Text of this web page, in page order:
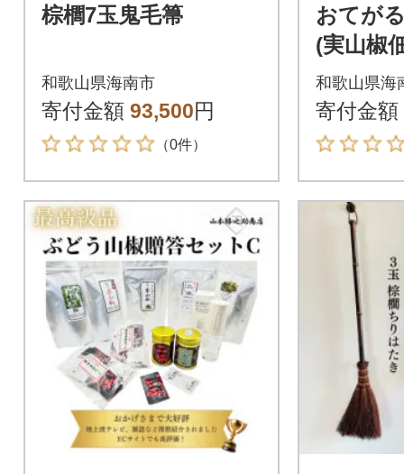
棕櫚7玉鬼毛箒
和歌山県海南市
寄付金額 93,500円
（0件）
おてが
(実山椒
香山椒(
和歌山県海
寄付金額